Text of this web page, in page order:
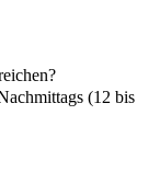
(12 bis